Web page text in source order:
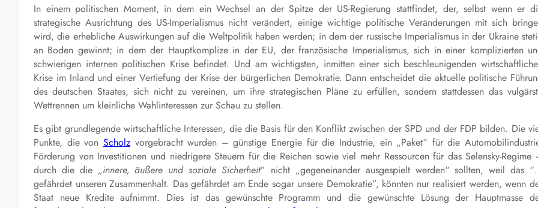
In einem politischen Moment, in dem ein Wechsel an der Spitze der US-Regierung stattfindet, der, selbst wenn er
strategische Ausrichtung des US-Imperialismus nicht verändert, einige wichtige politische Veränderungen mit sich
wird, die erhebliche Auswirkungen auf die Weltpolitik haben werden; in dem der russische Imperialismus in der Ukraine
an Boden gewinnt; in dem der Hauptkomplize in der EU, der französische Imperialismus, sich in einer komplizierten
schwierigen internen politischen Krise befindet. Und am wichtigsten, inmitten einer sich beschleunigenden
Krise im Inland und einer Vertiefung der Krise der bürgerlichen Demokratie. Dann entscheidet die aktuelle politische
des deutschen Staates, sich nicht zu vereinen, um ihre strategischen Pläne zu erfüllen, sondern stattdessen das
Wettrennen um kleinliche Wahlinteressen zur Schau zu stellen.
Es gibt grundlegende wirtschaftliche Interessen, die die Basis für den Konflikt zwischen der SPD und der FDP bilden. Die
Punkte, die von Scholzvorgebracht wurden – günstige Energie für die Industrie, ein „Paket“ für die
Förderung von Investitionen und niedrigere Steuern für die Reichen sowie viel mehr Ressourcen für dasSelensky-Regime
durch die die „innere, äußere und soziale Sicherheit” nicht „gegeneinander ausgespielt werden“ sollten, weil das
gefährdet unseren Zusammenhalt. Das gefährdet am Ende sogar unsere Demokratie”, könnten nur realisiert werden, wenn
Staat neue Kredite aufnimmt. Dies ist das gewünschte Programm und die gewünschte Lösung der Hauptmasse